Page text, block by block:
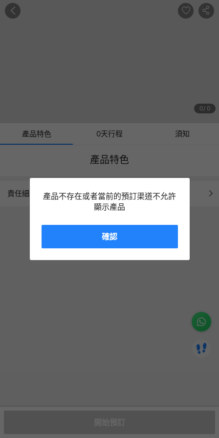
0 0
產品特色 0天行程 須知
產品特色
責任細則
產品不存在或者當前的預訂渠道不允許
顯示產品
確認